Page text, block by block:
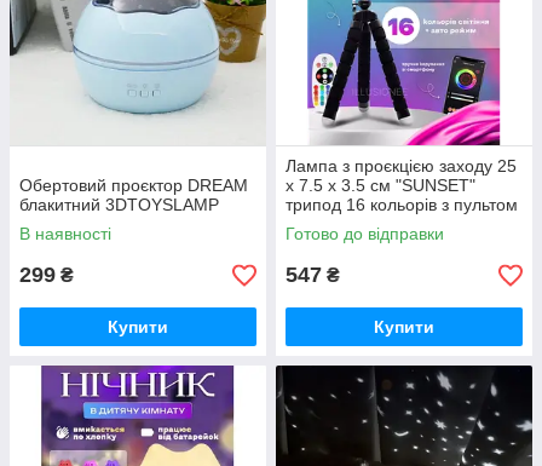
Обертовий проєктор DREAM
блакитний 3DTOYSLAMP
В наявності
299 ₴
Купити
Лампа з проєкцією заходу 25
х 7.5 х 3.5 см "SUNSET"
трипод 16 кольорів з пультом
ДК + bluetooth
Готово до відправки
547 ₴
Купити